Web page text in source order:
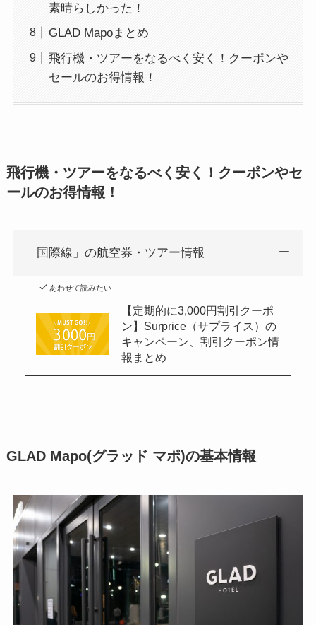
素晴らしかった！
GLAD Mapoまとめ
飛行機・ツアーをなるべく安く！クーポンや
セールのお得情報！
飛行機・ツアーをなるべく安く！クーポンやセ
ールのお得情報！
「国際線」の航空券・ツアー情報
あわせて読みたい
【定期的に3,000円割引クーポ
ン】Surprice（サプライス）の
キャンペーン、割引クーポン情
報まとめ
GLAD Mapo(グラッド マポ)の基本情報